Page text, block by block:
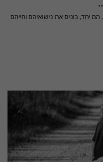
יחד, בונים את נישואיהם וחייהם